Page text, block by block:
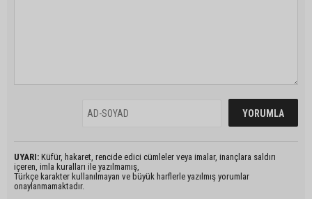
UYARI: Küfür, hakaret, rencide edici cümleler veya imalar, inançlara saldırı
içeren, imla kuralları ile yazılmamış,
Türkçe karakter kullanılmayan ve büyük harflerle yazılmış yorumlar
onaylanmamaktadır.